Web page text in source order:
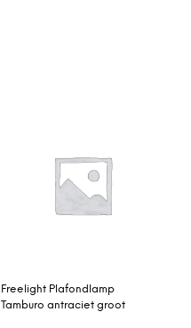
Freelight Plafondlamp
Tamburo antraciet groot